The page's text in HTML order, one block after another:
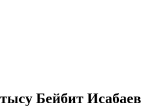
Бейбит Исабаев